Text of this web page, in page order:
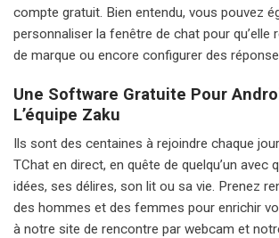
compte gratuit. Bien entendu, vous pouvez
personnaliser la fenêtre de chat pour qu’elle
de marque ou encore configurer des
Une Software Gratuite Pour
L’équipe Zaku
Ils sont des centaines à rejoindre chaque
TChat en direct, en quête de quelqu’un avec
idées, ses délires, son lit ou sa vie. Prenez
des hommes et des femmes pour enrichir
à notre site de rencontre par webcam et